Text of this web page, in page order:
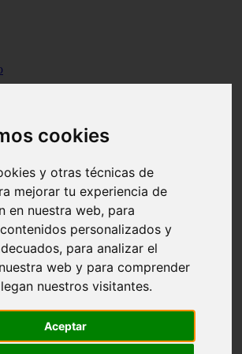
cookies
y otras técnicas de
mejorar tu experiencia de
en nuestra web, para
personalizados y
para analizar el
web y para comprender
nuestros visitantes.
Aceptar